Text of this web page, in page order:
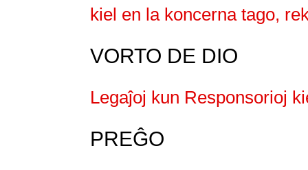
kiel en la koncerna tago,
VORTO DE DIO
Legaĵoj kun Responsorioj
PREĜO